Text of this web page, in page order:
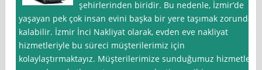
şehirlerinden biridir. Bu nedenle, İzmir’de
yaşayan pek çok insan evini başka bir yere taşımak zorunda
kalabilir. İzmir İnci Nakliyat olarak, evden eve nakliyat
hizmetleriyle bu süreci müşterilerimiz için
kolaylaştırmaktayız. Müşterilerimize sunduğumuz hizmetler